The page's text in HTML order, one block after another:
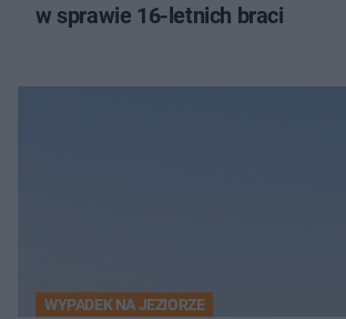
w sprawie 16-letnich braci
WYPADEK NA JEZIORZE